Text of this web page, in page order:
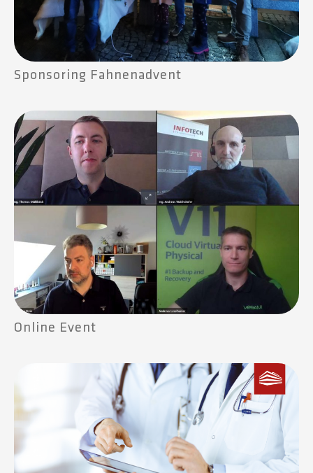
Sponsoring Fahnenadvent
Online Event